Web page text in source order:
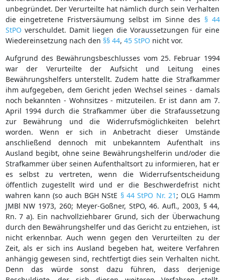
unbegründet. Der Verurteilte hat nämlich durch sein Verhalten
die eingetretene Fristversäumung selbst im Sinne des § 44
StPO verschuldet. Damit liegen die Voraussetzungen für eine
Wiedereinsetzung nach den §§ 44, 45 StPO nicht vor.
Aufgrund des Bewährungsbeschlusses vom 25. Februar 1994
war der Verurteilte der Aufsicht und Leitung eines
Bewährungshelfers unterstellt. Zudem hatte die Strafkammer
ihm aufgegeben, dem Gericht jeden Wechsel seines - damals
noch bekannten - Wohnsitzes - mitzuteilen. Er ist dann am 7.
April 1994 durch die Strafkammer über die Strafaussetzung
zur Bewährung und die Widerrufsmöglichkeiten belehrt
worden. Wenn er sich in Anbetracht dieser Umstände
anschließend dennoch mit unbekanntem Aufenthalt ins
Ausland begibt, ohne seine Bewährungshelferin und/oder die
Strafkammer über seinen Aufenthaltsort zu informieren, hat er
es selbst zu vertreten, wenn die Widerrufsentscheidung
öffentlich zugestellt wird und er die Beschwerdefrist nicht
wahren kann (so auch BGH NStE § 44 StPO Nr. 21 ; OLG Hamm
JMBl NW 1973, 260; Meyer-Goßner, StPO, 46. Aufl., 2003, § 44,
Rn. 7 a). Ein nachvollziehbarer Grund, sich der Überwachung
durch den Bewährungshelfer und das Gericht zu entziehen, ist
nicht erkennbar. Auch wenn gegen den Verurteilten zu der
Zeit, als er sich ins Ausland begeben hat, weitere Verfahren
anhängig gewesen sind, rechtfertigt dies sein Verhalten nicht.
Denn das würde sonst dazu führen, dass derjenige